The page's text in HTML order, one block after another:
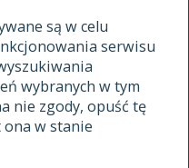
są w celu
serwisu
wybranych w tym
nie zgody, opuść tę
w stanie
WIEKU